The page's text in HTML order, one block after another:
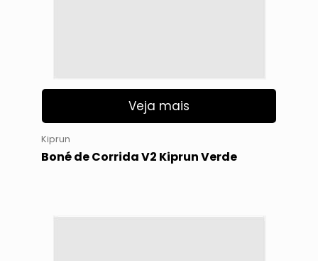
Veja mais
Kiprun
Boné de Corrida V2 Kiprun Verde